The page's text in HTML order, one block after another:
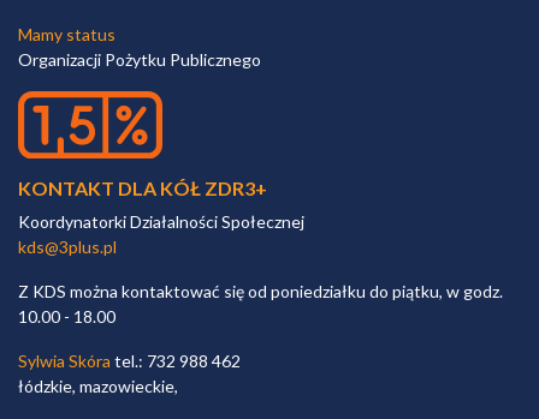
Mamy status
Organizacji Pożytku Publicznego
KONTAKT DLA KÓŁ ZDR3+
Koordynatorki Działalności Społecznej
kds@3plus.pl
Z KDS można kontaktować się od poniedziałku do piątku, w godz.
10.00 - 18.00
Sylwia Skóra tel.: 732 988 462
łódzkie, mazowieckie,